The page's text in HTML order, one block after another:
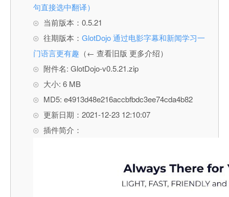
句直接选中翻译）
当前版本：0.5.21
往期版本： GlotDojo 通过电影字幕和新闻学习一
门语言更有趣 （← 查看旧版 更多介绍）
附件名: GlotDojo-v0.5.21.zip
大小: 6 MB
MD5: e4913d48e216accbfbdc3ee74cda4b82
更新日期：2021-12-23 12:10:07
插件简介：